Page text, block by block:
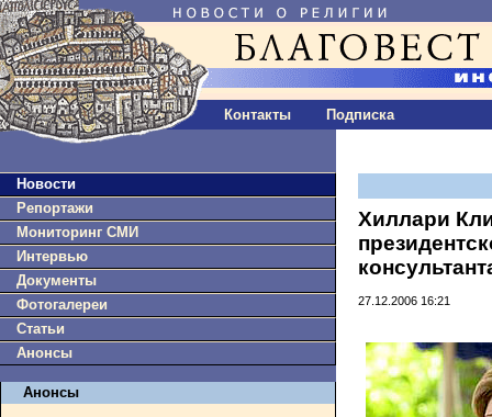
Контакты Подписка
Новости
Репортажи
Мониторинг СМИ
Интервью
Документы
Фотогалереи
Статьи
Анонсы
Анонсы
Хиллари
27.12.2006 16:21